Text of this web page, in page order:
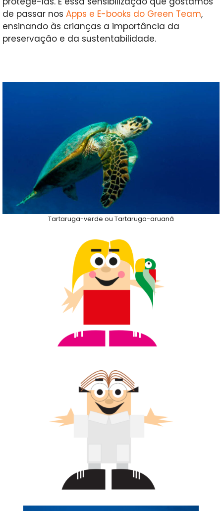
de passar nos Apps e E-books do Green Team,
ensinando às crianças a importância da
preservação e da sustentabilidade.
Tartaruga-verde ou Tartaruga-aruanã